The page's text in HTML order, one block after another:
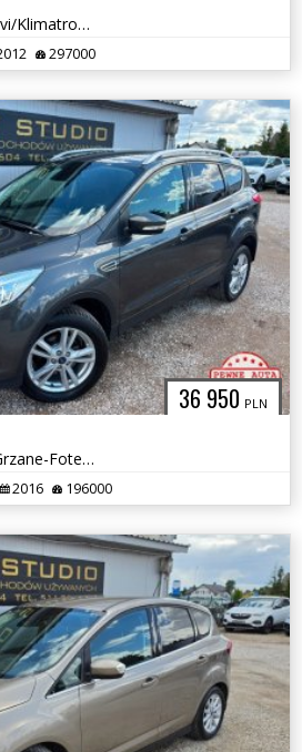
Beżowa-Skóra/Duża-Navi/Klimatronic/Tempomat/Światła-LED/Converse+
297000
36 950 PLN
Duża-Navi/Klimatronic/Grzane-Fotele/Tempomat/Asystent-Parkowania
2016 196000